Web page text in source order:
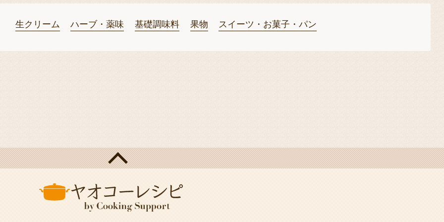
生クリーム ハーブ・薬味 基礎調味料 果物 スイーツ・お菓子・パン